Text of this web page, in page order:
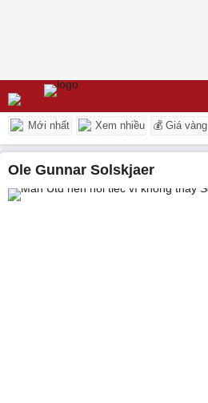
Mới nhất Xem nhiều 💰 Giá vàng
Ole Gunnar Solskjaer